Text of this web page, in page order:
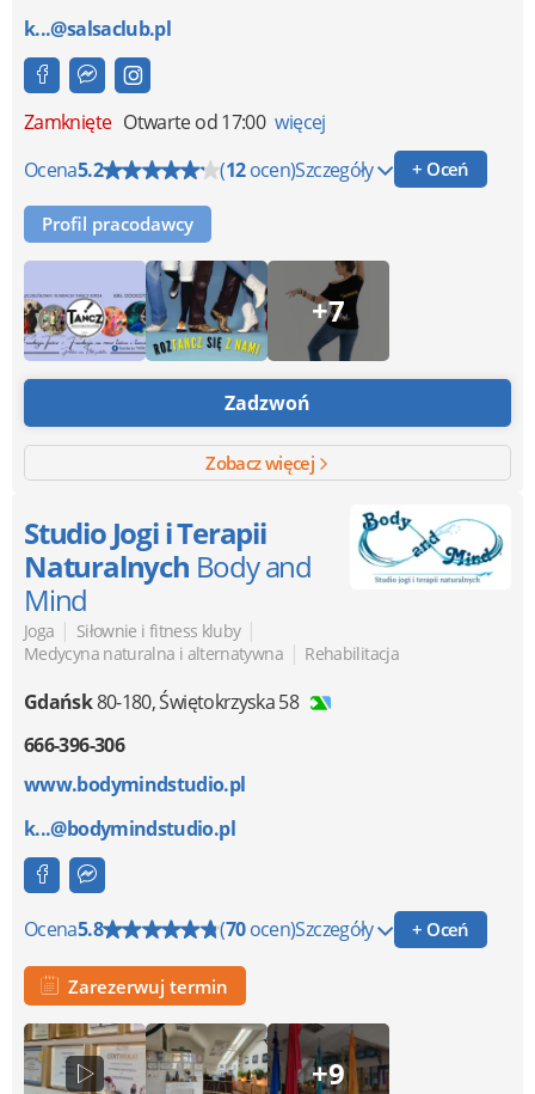
k...@salsaclub.pl
Zamknięte Otwarte od 17:00 więcej
Ocena5.2 (12ocen)Szczegóły + Oceń
Profil pracodawcy
+7
Zadzwoń
Zobacz więcej
Studio Jogi i Terapii
Naturalnych Body and
Mind
Joga | Siłownie i fitness kluby |
Medycyna naturalna i alternatywna | Rehabilitacja
Gdańsk80-180,Świętokrzyska 58
666-396-306
www.bodymindstudio.pl
k...@bodymindstudio.pl
Ocena5.8 (70ocen)Szczegóły + Oceń
Zarezerwuj termin
+9